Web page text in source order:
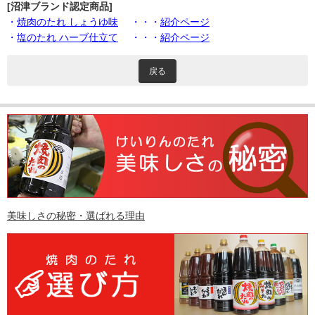
[沼津ブランド認定商品]
・ 焼肉のたれ しょうゆ味 ・・・ 紹介ページ
・ 塩のたれ ハーブ仕立て ・・・ 紹介ページ
戻る
美味しさの秘密・選ばれる理由